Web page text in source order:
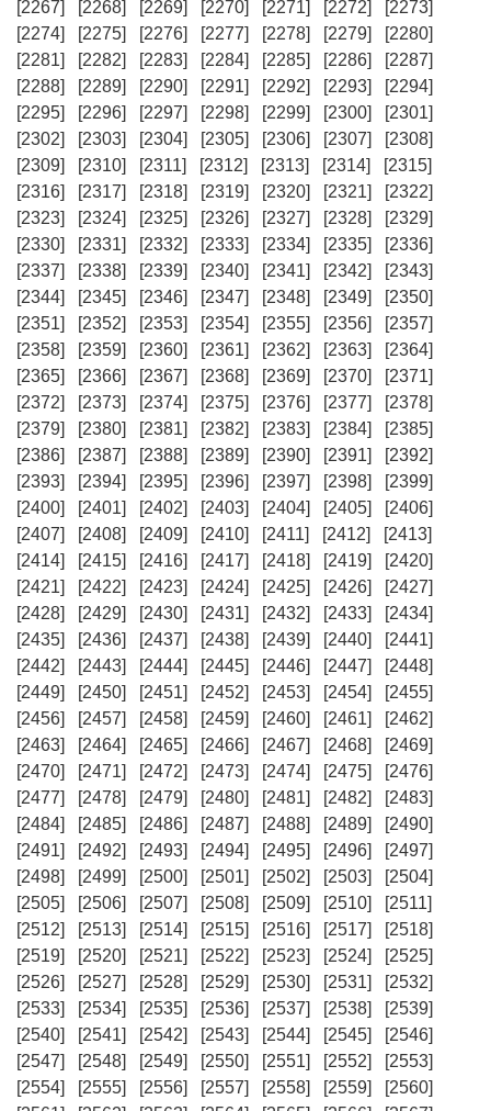
[2267]
[2268] [2269] [2270] [2271] [2272]
[2273]
[2274]
[2275] [2276] [2277] [2278] [2279]
[2280]
[2281]
[2282] [2283] [2284] [2285] [2286]
[2287]
[2288]
[2289] [2290] [2291] [2292] [2293]
[2294]
[2295]
[2296] [2297] [2298] [2299] [2300]
[2301]
[2302]
[2303] [2304] [2305] [2306] [2307]
[2308]
[2309]
[2310] [2311] [2312] [2313] [2314]
[2315]
[2316]
[2317] [2318] [2319] [2320] [2321]
[2322]
[2323]
[2324] [2325] [2326] [2327] [2328]
[2329]
[2330]
[2331] [2332] [2333] [2334] [2335]
[2336]
[2337]
[2338] [2339] [2340] [2341] [2342]
[2343]
[2344]
[2345] [2346] [2347] [2348] [2349]
[2350]
[2351]
[2352] [2353] [2354] [2355] [2356]
[2357]
[2358]
[2359] [2360] [2361] [2362] [2363]
[2364]
[2365]
[2366] [2367] [2368] [2369] [2370]
[2371]
[2372]
[2373] [2374] [2375] [2376] [2377]
[2378]
[2379]
[2380] [2381] [2382] [2383] [2384]
[2385]
[2386]
[2387] [2388] [2389] [2390] [2391]
[2392]
[2393]
[2394] [2395] [2396] [2397] [2398]
[2399]
[2400]
[2401] [2402] [2403] [2404] [2405]
[2406]
[2407]
[2408] [2409] [2410] [2411] [2412]
[2413]
[2414]
[2415] [2416] [2417] [2418] [2419]
[2420]
[2421]
[2422] [2423] [2424] [2425] [2426]
[2427]
[2428]
[2429] [2430] [2431] [2432] [2433]
[2434]
[2435]
[2436] [2437] [2438] [2439] [2440]
[2441]
[2442]
[2443] [2444] [2445] [2446] [2447]
[2448]
[2449]
[2450] [2451] [2452] [2453] [2454]
[2455]
[2456]
[2457] [2458] [2459] [2460] [2461]
[2462]
[2463]
[2464] [2465] [2466] [2467] [2468]
[2469]
[2470]
[2471] [2472] [2473] [2474] [2475]
[2476]
[2477]
[2478] [2479] [2480] [2481] [2482]
[2483]
[2484]
[2485] [2486] [2487] [2488] [2489]
[2490]
[2491]
[2492] [2493] [2494] [2495] [2496]
[2497]
[2498]
[2499] [2500] [2501] [2502] [2503]
[2504]
[2505]
[2506] [2507] [2508] [2509] [2510]
[2511]
[2512]
[2513] [2514] [2515] [2516] [2517]
[2518]
[2519]
[2520] [2521] [2522] [2523] [2524]
[2525]
[2526]
[2527] [2528] [2529] [2530] [2531]
[2532]
[2533]
[2534] [2535] [2536] [2537] [2538]
[2539]
[2540]
[2541] [2542] [2543] [2544] [2545]
[2546]
[2547]
[2548] [2549] [2550] [2551] [2552]
[2553]
[2554]
[2555] [2556] [2557] [2558] [2559]
[2560]